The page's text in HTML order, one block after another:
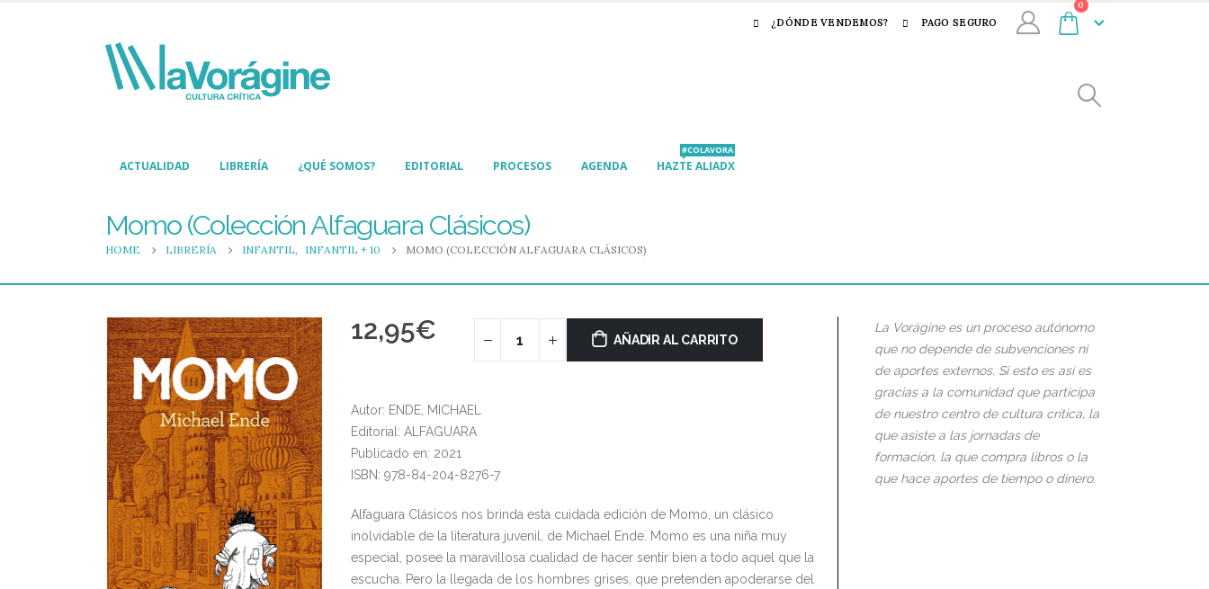
¿DÓNDE VENDEMOS? PAGO SEGURO
0
ACTUALIDAD LIBRERÍA ¿QUÉ SOMOS? EDITORIAL PROCESOS AGENDA HAZTE ALIADX
#COLAVORA
Momo (Colección Alfaguara Clásicos)
HOME LIBRERÍA INFANTIL, INFANTIL + 10 MOMO (COLECCIÓN ALFAGUARA CLÁSICOS)
12,95€ AÑADIR AL CARRITO
Autor: ENDE, MICHAEL
Editorial: ALFAGUARA
Publicado en: 2021
ISBN: 978-84-204-8276-7
Alfaguara Clásicos nos brinda esta cuidada edición de Momo, un clásico
inolvidable de la literatura juvenil, de Michael Ende. Momo es una niña muy
especial, posee la maravillosa cualidad de hacer sentir bien a todo aquel que la
escucha. Pero la llegada de los hombres grises, que pretenden apoderarse del
La Vorágine es un proceso autónomo
que no depende de subvenciones ni
de aportes externos. Si esto es así es
gracias a la comunidad que participa
de nuestro centro de cultura crítica, la
que asiste a las jornadas de
formación, la que compra libros o la
que hace aportes de tiempo o dinero.